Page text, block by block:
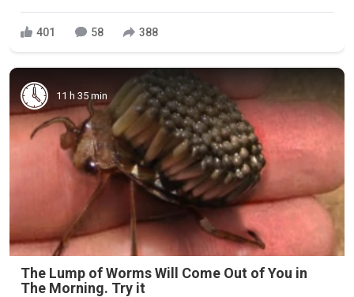
401 58 388
11 h 35 min
The Lump of Worms Will Come Out of You in
The Morning. Try it